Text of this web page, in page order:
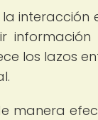
interacción
los lazos
manera